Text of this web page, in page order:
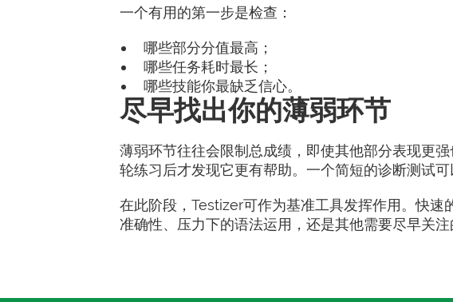
一个有用的第一步是检查：
哪些部分分值最高；
哪些任务耗时最长；
哪些技能你最缺乏信心。
尽早找出你的薄弱环节
薄弱环节往往会限制总成绩，即使其他部分表现更
轮练习后才发现它更有帮助。一个简短的诊断测试可
在此阶段，Testizer可作为基准工具发挥作用。快
准确性、压力下的语法运用，还是其他需要尽早关注